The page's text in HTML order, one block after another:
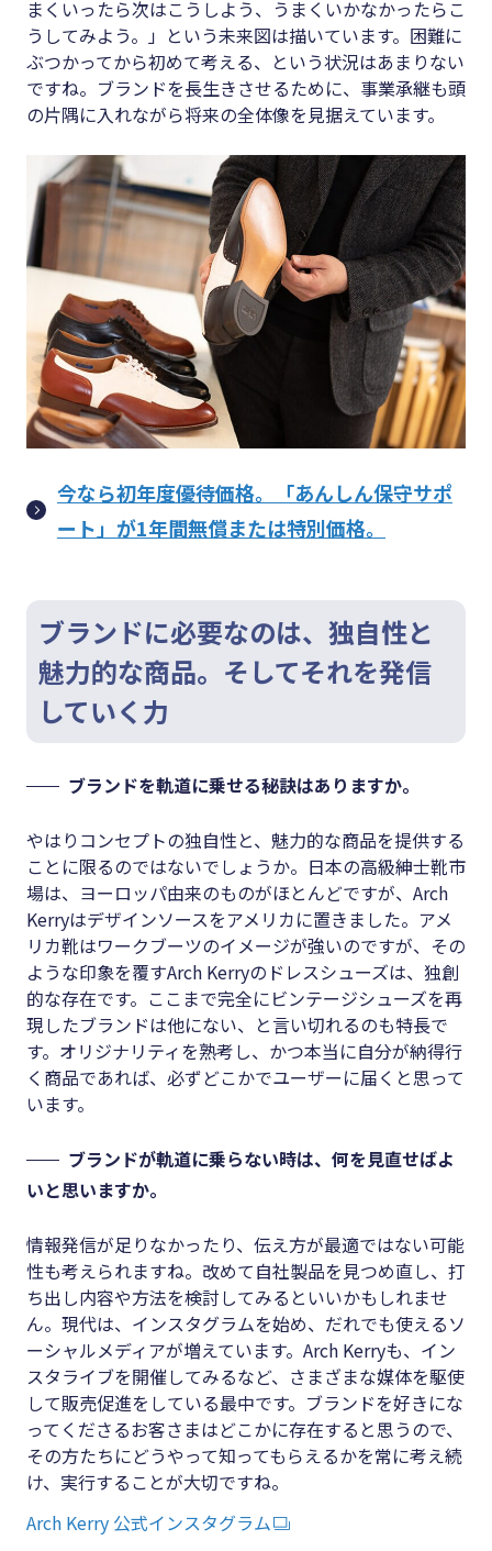
まくいったら次はこうしよう、うまくいかなかったらこ
うしてみよう。」という未来図は描いています。困難に
ぶつかってから初めて考える、という状況はあまりない
ですね。ブランドを長生きさせるために、事業承継も頭
の片隅に入れながら将来の全体像を見据えています。
今なら初年度優待価格。「あんしん保守サポ
ート」が1年間無償または特別価格。
ブランドに必要なのは、独自性と
魅力的な商品。そしてそれを発信
していく力
ブランドを軌道に乗せる秘訣はありますか。
やはりコンセプトの独自性と、魅力的な商品を提供する
ことに限るのではないでしょうか。日本の高級紳士靴市
場は、ヨーロッパ由来のものがほとんどですが、Arch
Kerryはデザインソースをアメリカに置きました。アメ
リカ靴はワークブーツのイメージが強いのですが、その
ような印象を覆すArch Kerryのドレスシューズは、独創
的な存在です。ここまで完全にビンテージシューズを再
現したブランドは他にない、と言い切れるのも特長で
す。オリジナリティを熟考し、かつ本当に自分が納得行
く商品であれば、必ずどこかでユーザーに届くと思って
います。
ブランドが軌道に乗らない時は、何を見直せばよ
いと思いますか。
情報発信が足りなかったり、伝え方が最適ではない可能
性も考えられますね。改めて自社製品を見つめ直し、打
ち出し内容や方法を検討してみるといいかもしれませ
ん。現代は、インスタグラムを始め、だれでも使えるソ
ーシャルメディアが増えています。Arch Kerryも、イン
スタライブを開催してみるなど、さまざまな媒体を駆使
して販売促進をしている最中です。ブランドを好きにな
ってくださるお客さまはどこかに存在すると思うので、
その方たちにどうやって知ってもらえるかを常に考え続
け、実行することが大切ですね。
Arch Kerry 公式インスタグラム